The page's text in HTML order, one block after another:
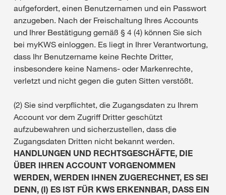
aufgefordert, einen Benutzernamen und ein Passwort
anzugeben. Nach der Freischaltung Ihres Accounts
und Ihrer Bestätigung gemäß § 4 (4) können Sie sich
bei myKWS einloggen. Es liegt in Ihrer Verantwortung,
dass Ihr Benutzername keine Rechte Dritter,
insbesondere keine Namens- oder Markenrechte,
verletzt und nicht gegen die guten Sitten verstößt.
(2) Sie sind verpflichtet, die Zugangsdaten zu Ihrem
Account vor dem Zugriff Dritter geschützt
aufzubewahren und sicherzustellen, dass die
Zugangsdaten Dritten nicht bekannt werden.
HANDLUNGEN UND RECHTSGESCHÄFTE, DIE
ÜBER IHREN ACCOUNT VORGENOMMEN
WERDEN, WERDEN IHNEN ZUGERECHNET, ES SEI
DENN, (I) ES IST FÜR KWS ERKENNBAR, DASS EIN